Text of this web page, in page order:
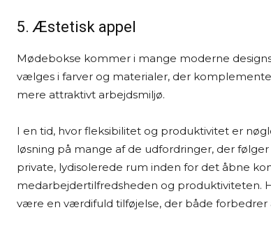
5. Æstetisk appel
Mødebokse kommer i mange moderne
vælges i farver og materialer, der
mere attraktivt arbejdsmiljø.
I en tid, hvor fleksibilitet og produktivitet er
løsning på mange af de udfordringer, der
private, lydisolerede rum inden for det åbne
medarbejdertilfredsheden og produktiviteten.
være en værdifuld tilføjelse, der både forbedrer